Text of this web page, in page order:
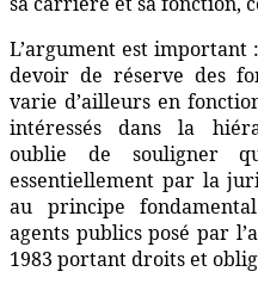
L’argument est
devoir de réserve des
varie d’ailleurs en
intéressés dans la
oublie de souligner
essentiellement par la
au principe
agents publics posé par
1983 portant droits et